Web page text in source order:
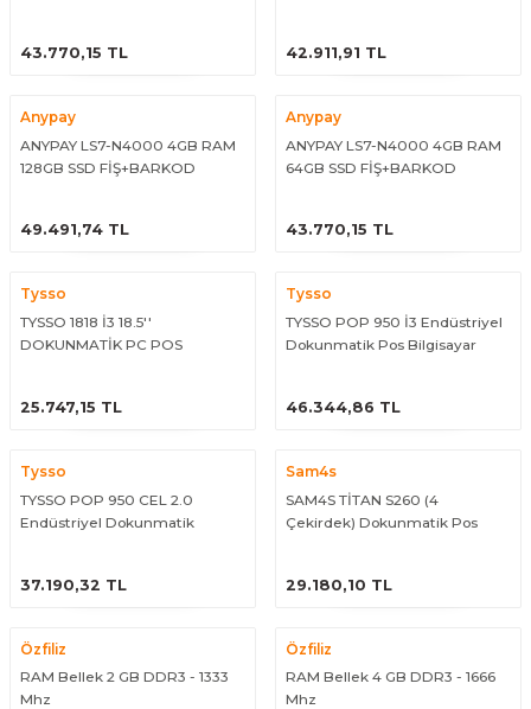
43.770,15 TL 42.911,91 TL
Anypay
ANYPAY LS7-N4000 4GB RAM
128GB SSD FİŞ+BARKOD
49.491,74 TL
Anypay
ANYPAY LS7-N4000 4GB RAM
64GB SSD FİŞ+BARKOD
43.770,15 TL
Tysso
TYSSO 1818 İ3 18.5''
DOKUNMATİK PC POS
25.747,15 TL
Tysso
TYSSO POP 950 İ3 Endüstriyel
Dokunmatik Pos Bilgisayar
46.344,86 TL
Tysso
TYSSO POP 950 CEL 2.0
Endüstriyel Dokunmatik
37.190,32 TL
Sam4s
SAM4S TİTAN S260 (4
Çekirdek) Dokunmatik Pos
29.180,10 TL
Özfiliz
RAM Bellek 2 GB DDR3 - 1333
Mhz
Özfiliz
RAM Bellek 4 GB DDR3 - 1666
Mhz